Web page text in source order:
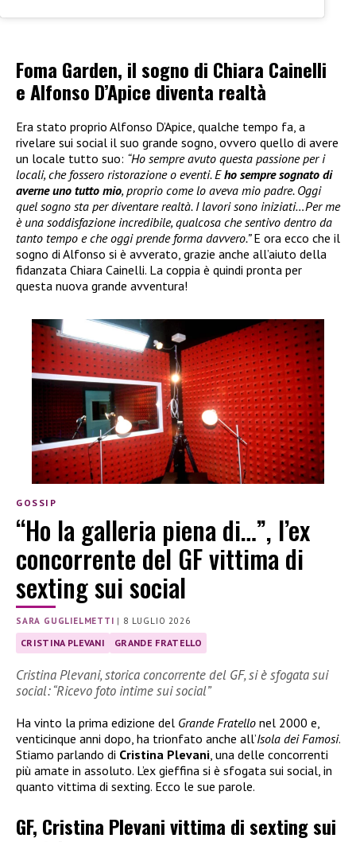
Foma Garden, il sogno di Chiara Cainelli
e Alfonso D’Apice diventa realtà
Era stato proprio Alfonso D’Apice, qualche tempo fa, a
rivelare sui social il suo grande sogno, ovvero quello di avere
un locale tutto suo: “Ho sempre avuto questa passione per i
locali, che fossero ristorazione o eventi. Eho sempre sognato di
averne uno tutto mio, proprio come lo aveva mio padre. Oggi
quel sogno sta per diventare realtà. I lavori sono iniziati…Per me
è una soddisfazione incredibile, qualcosa che sentivo dentro da
tanto tempo e che oggi prende forma davvero.”E ora ecco che il
sogno di Alfonso si è avverato, grazie anche all’aiuto della
fidanzata Chiara Cainelli. La coppia è quindi pronta per
questa nuova grande avventura!
GOSSIP
“Ho la galleria piena di…”, l’ex
concorrente del GF vittima di
sexting sui social
SARA GUGLIELMETTI | 8 LUGLIO 2026
CRISTINA PLEVANI GRANDE FRATELLO
Cristina Plevani, storica concorrente del GF, si è sfogata sui
social: “Ricevo foto intime sui social”
Ha vinto la prima edizione del Grande Fratello nel 2000 e,
venticinque anni dopo, ha trionfato anche all’Isola dei Famosi.
Stiamo parlando di Cristina Plevani , una delle concorrenti
più amate in assoluto. L’ex gieffina si è sfogata sui social, in
quanto vittima di sexting. Ecco le sue parole.
GF, Cristina Plevani vittima di sexting sui